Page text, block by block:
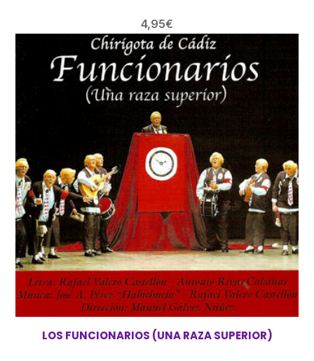
4,95€
LOS FUNCIONARIOS (UNA RAZA SUPERIOR)